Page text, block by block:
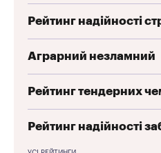
Рейтинг надійності
Аграрний незламний
Рейтинг тендерних
Рейтинг надійності